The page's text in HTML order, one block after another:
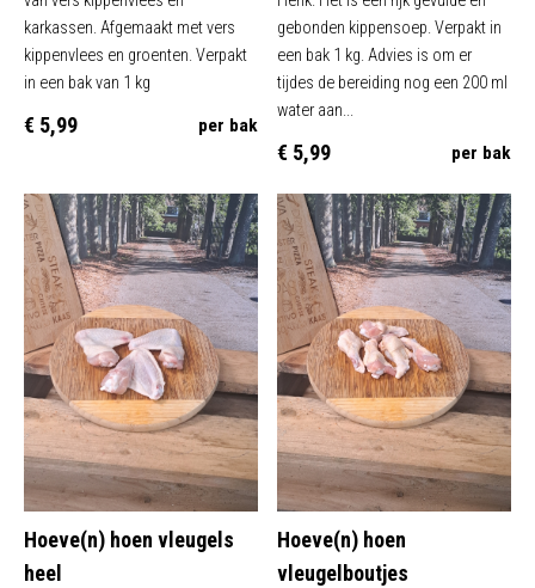
karkassen. Afgemaakt met vers
kippenvlees en groenten. Verpakt
in een bak van 1 kg
€ 5,99 per bak
gebonden kippensoep. Verpakt in
een bak 1 kg. Advies is om er
tijdes de bereiding nog een 200 ml
water aan...
€ 5,99 per bak
Hoeve(n) hoen vleugels
heel
Hoeve(n) hoen
vleugelboutjes